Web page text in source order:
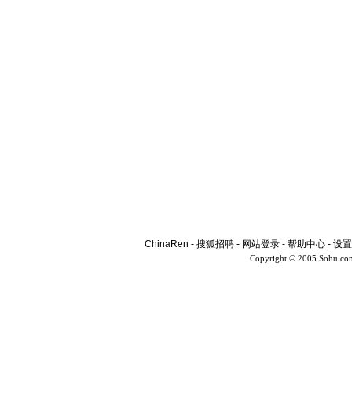
ChinaRen - 搜狐招聘 - 网站登录 - 帮助中心 - 设
Copyright © 2005